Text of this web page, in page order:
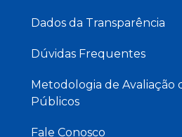
Dados da Transparência
Dúvidas Frequentes
Metodologia de Avaliação
Públicos
Fale Conosco